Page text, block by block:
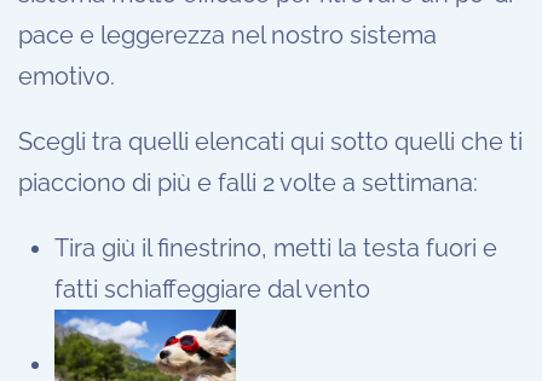
pace e leggerezza nel nostro sistema
emotivo.
Scegli tra quelli elencati qui sotto quelli che ti
piacciono di più e falli 2 volte a settimana:
Tira giù il finestrino, metti la testa fuori e
fatti schiaffeggiare dal vento